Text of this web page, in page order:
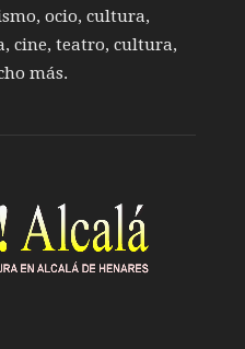
ocio, cultura,
cine, teatro, cultura,
más.